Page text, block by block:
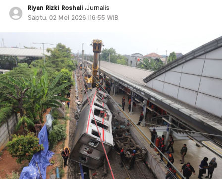
Riyan Rizki Roshali ,Jurnalis
Sabtu, 02 Mei 2026 |16:55 WIB